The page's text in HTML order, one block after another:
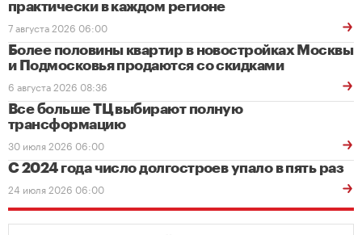
практически в каждом регионе
7 августа 2026 06:00
Более половины квартир в новостройках Москвы
и Подмосковья продаются со скидками
6 августа 2026 08:36
Все больше ТЦ выбирают полную
трансформацию
30 июля 2026 06:00
С 2024 года число долгостроев упало в пять раз
24 июля 2026 06:00